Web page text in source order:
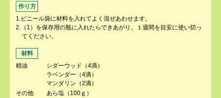
作り方
1.ビニール袋に材料を入れてよく混ぜあわせます。
2.（1）を保存用の瓶に入れたらできあがり。１週間を目安に使い切っ
てください。
材料
精油
シダーウッド（4滴）
ラベンダー（4滴）
マンダリン（2滴）
その他
あら塩（100ｇ）